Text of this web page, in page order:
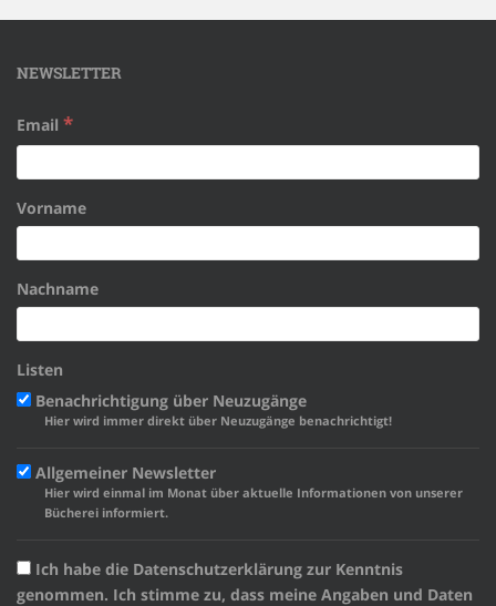
NEWSLETTER
Email *
Vorname
Nachname
Listen
Benachrichtigung über Neuzugänge
Hier wird immer direkt über Neuzugänge benachrichtigt!
Allgemeiner Newsletter
Hier wird einmal im Monat über aktuelle Informationen von unserer
Bücherei informiert.
Ich habe die Datenschutzerklärung zur Kenntnis
genommen. Ich stimme zu, dass meine Angaben und Daten